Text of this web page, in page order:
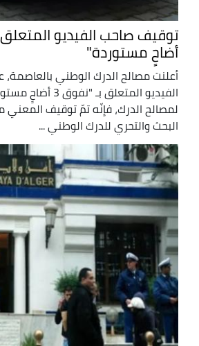
أضاحٍ مستوردة"
أعلنت مصالح الدرك الوطني
الفيديو المتعلق بـ
لمصالح الدرك، فإنّه تمّ توقيف
البحث والتحري للدرك الوطني ...